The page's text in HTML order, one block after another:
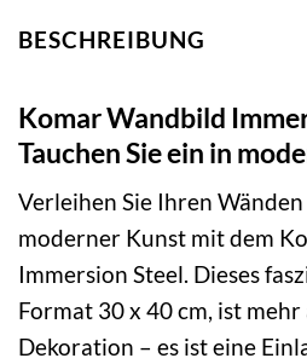
BESCHREIBUNG
Komar Wandbild
Tauchen Sie ein in
Verleihen Sie Ihren
moderner Kunst mit dem
Immersion Steel. Dieses
Format 30 x 40 cm, ist
Dekoration – es ist eine